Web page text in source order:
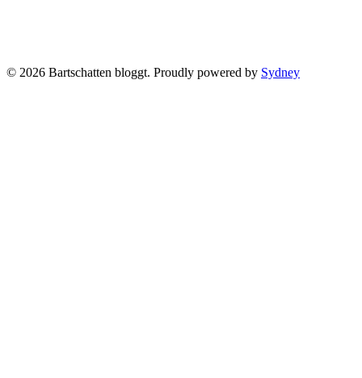
© 2026 Bartschatten bloggt. Proudly powered by Sydney